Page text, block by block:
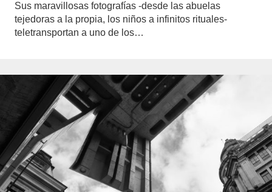
Sus maravillosas fotografías -desde las abuelas
tejedoras a la propia, los niños a infinitos rituales-
teletransportan a uno de los…